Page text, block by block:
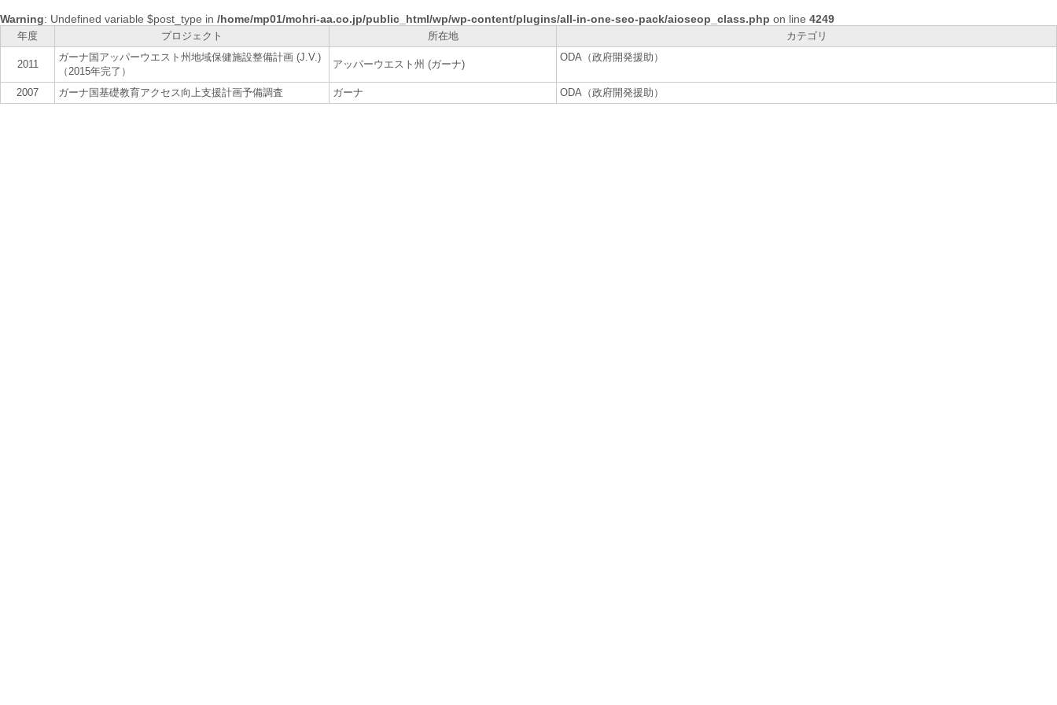
Warning: Undefined variable $post_type in /home/mp01/mohri-aa.co.jp/public_html/wp/wp-content/plugins/all-in-one-seo-pack/aioseop_class.php on line 4249
年度 プロジェクト 所在地 カテゴリ
2011
ガーナ国アッパーウエスト州地域保健施設整備計画 (J.V.)
（2015年完了）
アッパーウエスト州 (ガーナ)
ODA（政府開発援助）
2007 ガーナ国基礎教育アクセス向上支援計画予備調査 ガーナ ODA（政府開発援助）